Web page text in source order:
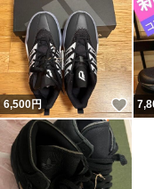
6,500円 い